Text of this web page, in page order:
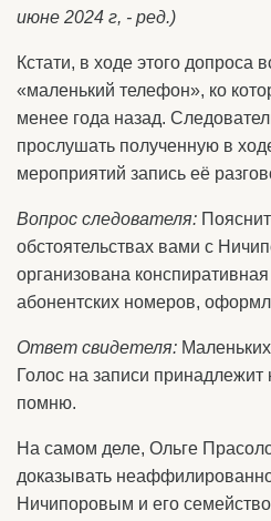
июне 2024 г, - ред.)
Кстати, в ходе этого допроса
«маленький телефон», ко
менее года назад.
прослушать полученную в
мероприятий запись её
Вопрос следователя:
обстоятельствах вами с
организована
абонентских номеров,
Ответ свидетеля:
Голос на записи принадлежит
помню.
На самом деле, Ольге
доказывать
Ничипоровым и его